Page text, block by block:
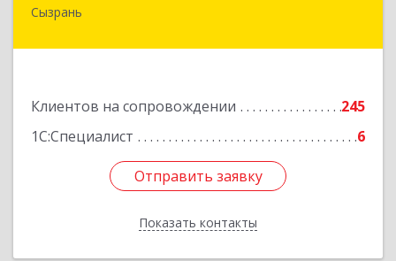
Сызрань
Клиентов на сопровождении
245
1С:Специалист
6
Отправить заявку
Показать контакты
446001, Самарская обл, Сызрань г, Кирова ул,
Отправить заявку
Назад